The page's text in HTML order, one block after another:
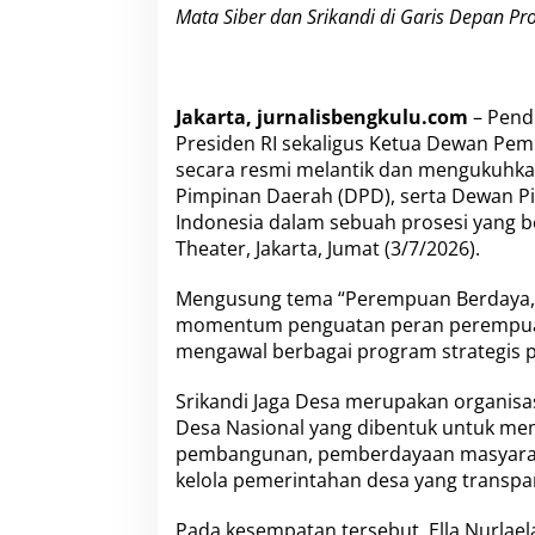
P
a
m
P
r
a
b
o
o
Mata Siber dan Srikandi di Garis Depan
Jakarta, jurnalisbengkulu.com –
Presiden RI sekaligus Ketua Dewan
secara resmi melantik dan
Pimpinan Daerah (DPD), serta Dewan
Indonesia dalam sebuah prosesi yang
Theater, Jakarta, Jumat (3/7/2026).
Mengusung tema “Perempuan
momentum penguatan peran
mengawal berbagai program strategis
Srikandi Jaga Desa merupakan
Desa Nasional yang dibentuk untuk
pembangunan, pemberdayaan
kelola pemerintahan desa yang